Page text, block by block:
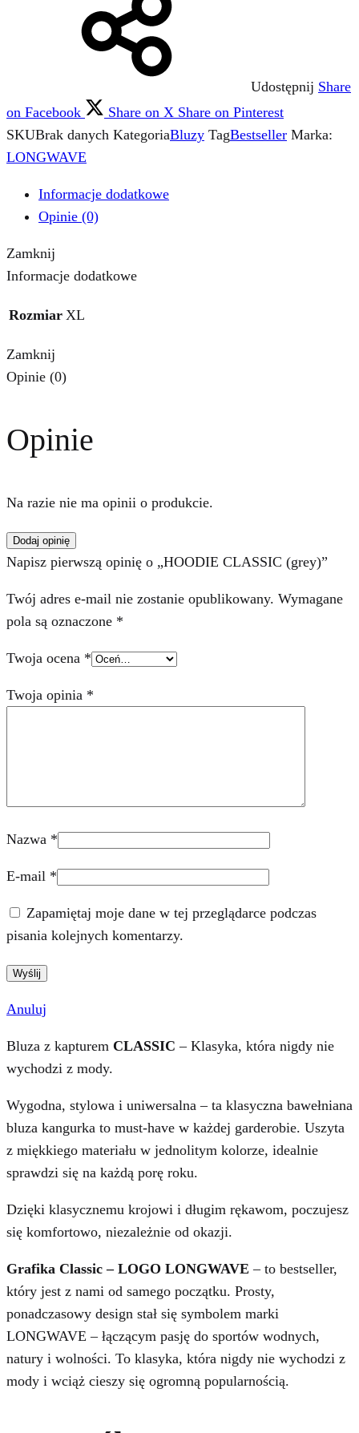
Udostępnij Share
on Facebook
Share on X Share on Pinterest
SKUBrak danych KategoriaBluzy TagBestseller Marka:
LONGWAVE
Informacje dodatkowe
Opinie (0)
Zamknij
Informacje dodatkowe
Rozmiar XL
Zamknij
Opinie (0)
Opinie
Na razie nie ma opinii o produkcie.
Dodaj opinię
Napisz pierwszą opinię o „HOODIE CLASSIC (grey)”
Twój adres e-mail nie zostanie opublikowany. Wymagane
pola są oznaczone *
Twoja ocena *
Twoja opinia *
Nazwa *
E-mail *
Zapamiętaj moje dane w tej przeglądarce podczas
pisania kolejnych komentarzy.
Anuluj
Bluza z kapturem CLASSIC – Klasyka, która nigdy nie
wychodzi z mody.
Wygodna, stylowa i uniwersalna – ta klasyczna bawełniana
bluza kangurka to must-have w każdej garderobie. Uszyta
z miękkiego materiału w jednolitym kolorze, idealnie
sprawdzi się na każdą porę roku.
Dzięki klasycznemu krojowi i długim rękawom, poczujesz
się komfortowo, niezależnie od okazji.
Grafika Classic – LOGO LONGWAVE – to bestseller,
który jest z nami od samego początku. Prosty,
ponadczasowy design stał się symbolem marki
LONGWAVE – łączącym pasję do sportów wodnych,
natury i wolności. To klasyka, która nigdy nie wychodzi z
mody i wciąż cieszy się ogromną popularnością.